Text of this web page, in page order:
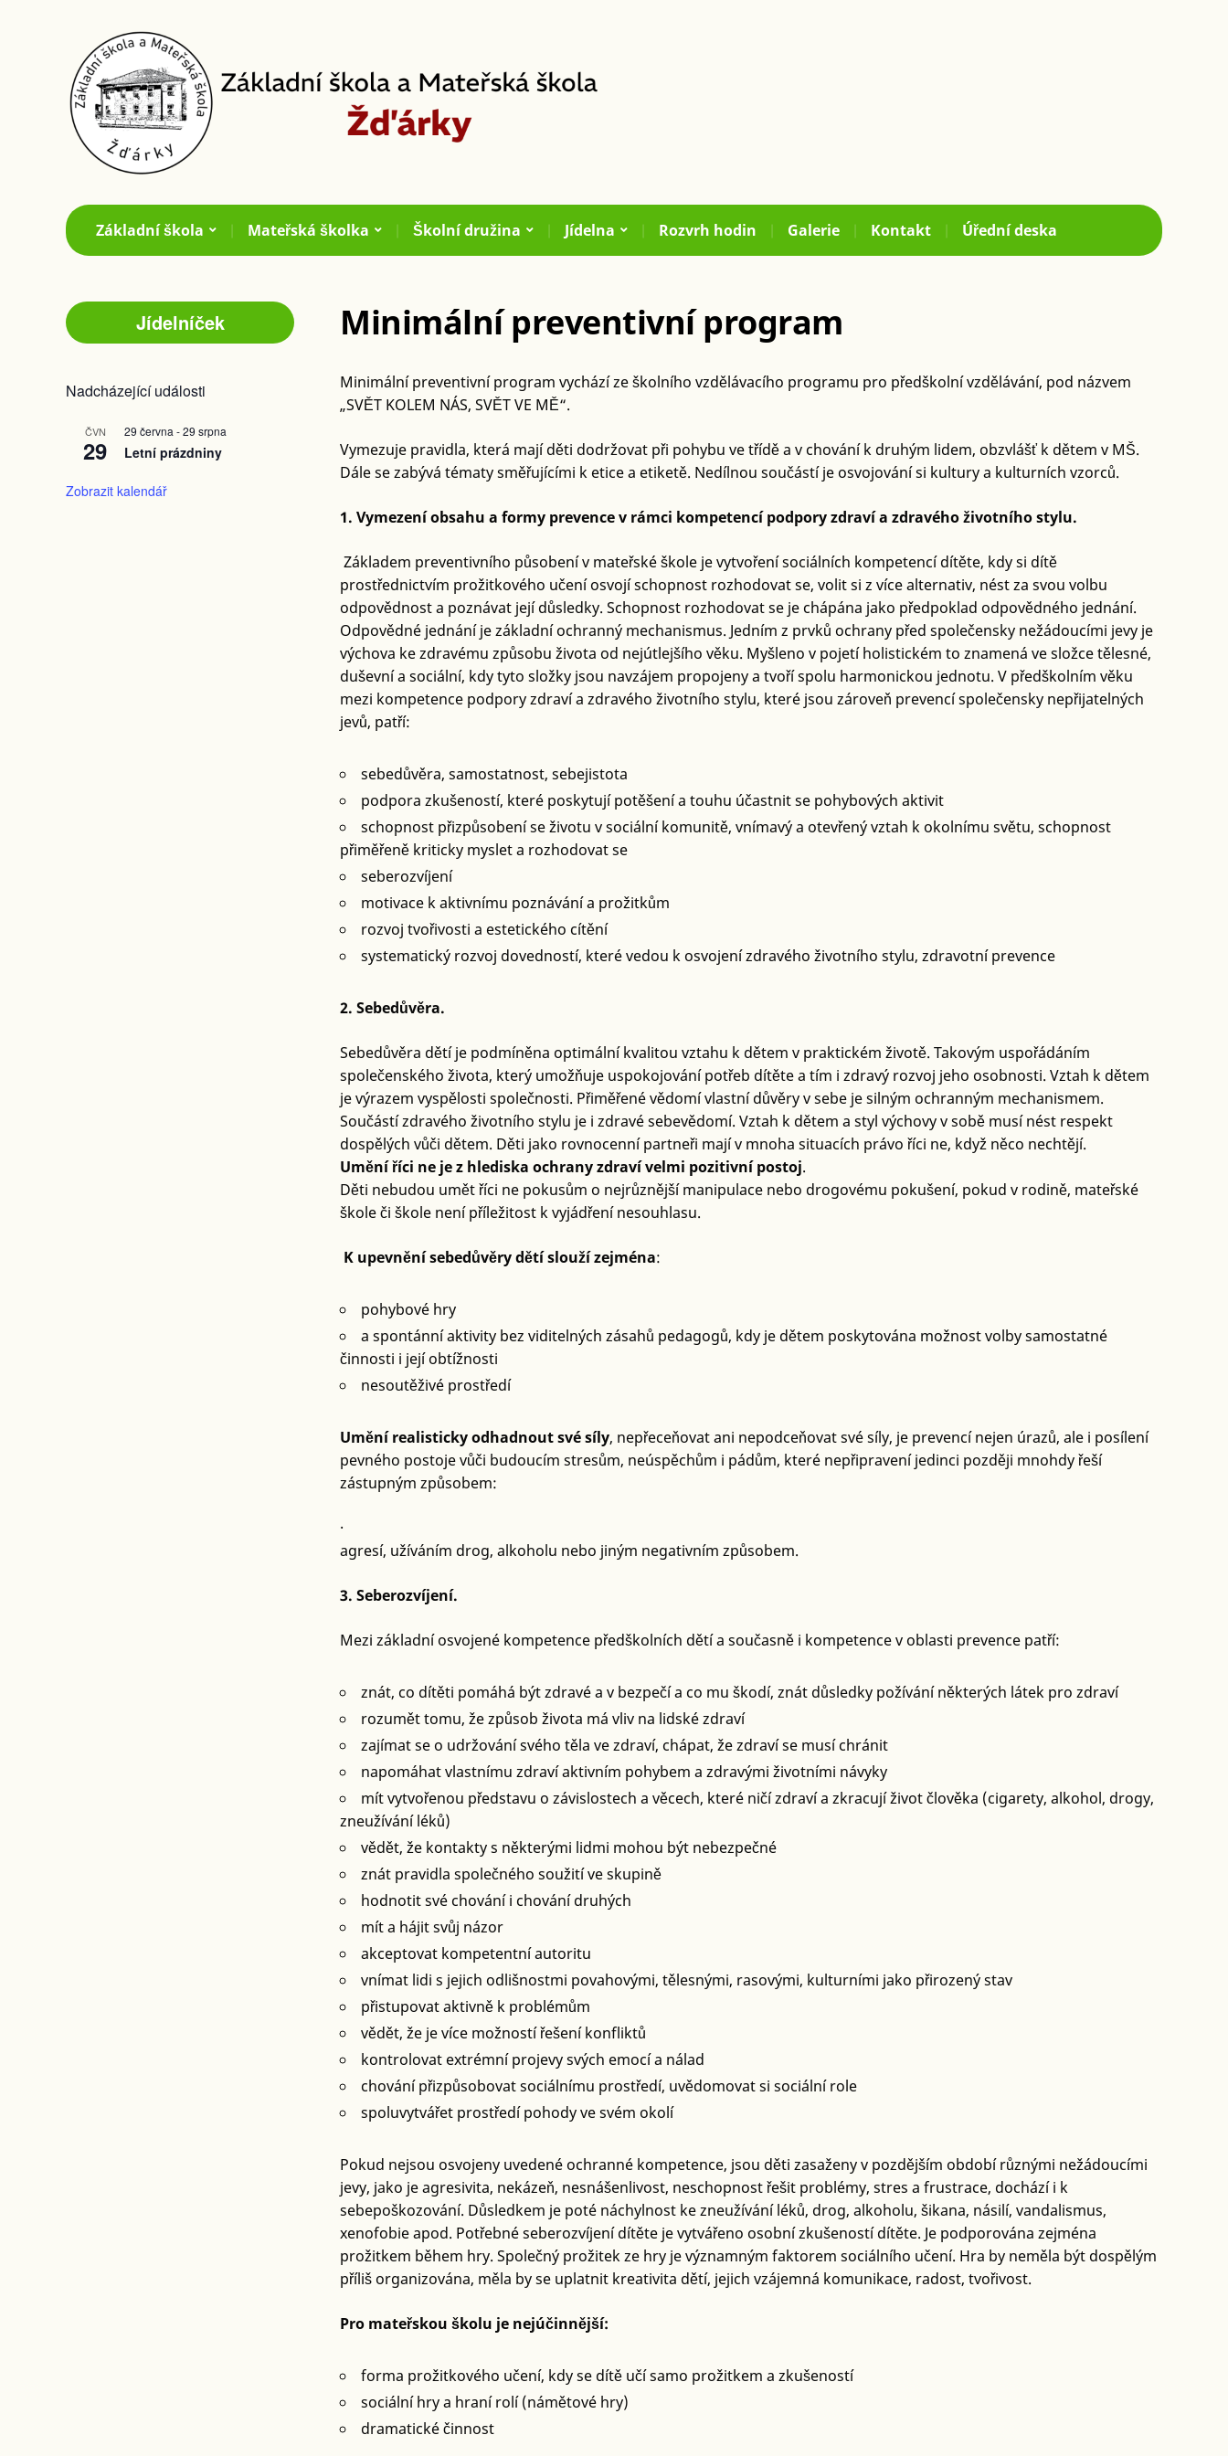
Základní škola Mateřská školka Školní družina Jídelna Rozvrh hodin Galerie Kontakt Úřední deska
Jídelníček
Nadcházející události
ČVN
29
29 června -29 srpna
Letní prázdniny
Zobrazit kalendář
Minimální preventivní program
Minimální preventivní program vychází ze školního vzdělávacího programu pro předškolní vzdělávání, pod názvem
„SVĚT KOLEM NÁS, SVĚT VE MĚ“.
Vymezuje pravidla, která mají děti dodržovat při pohybu ve třídě a v chování k druhým lidem, obzvlášť k dětem v MŠ.
Dále se zabývá tématy směřujícími k etice a etiketě. Nedílnou součástí je osvojování si kultury a kulturních vzorců.
1. Vymezení obsahu a formy prevence v rámci kompetencí podpory zdraví a zdravého životního stylu.
Základem preventivního působení v mateřské škole je vytvoření sociálních kompetencí dítěte, kdy si dítě
prostřednictvím prožitkového učení osvojí schopnost rozhodovat se, volit si z více alternativ, nést za svou volbu
odpovědnost a poznávat její důsledky. Schopnost rozhodovat se je chápána jako předpoklad odpovědného jednání.
Odpovědné jednání je základní ochranný mechanismus. Jedním z prvků ochrany před společensky nežádoucími jevy je
výchova ke zdravému způsobu života od nejútlejšího věku. Myšleno v pojetí holistickém to znamená ve složce tělesné,
duševní a sociální, kdy tyto složky jsou navzájem propojeny a tvoří spolu harmonickou jednotu. V předškolním věku
mezi kompetence podpory zdraví a zdravého životního stylu, které jsou zároveň prevencí společensky nepřijatelných
jevů, patří:
sebedůvěra, samostatnost, sebejistota
podpora zkušeností, které poskytují potěšení a touhu účastnit se pohybových aktivit
schopnost přizpůsobení se životu v sociální komunitě, vnímavý a otevřený vztah k okolnímu světu, schopnost
přiměřeně kriticky myslet a rozhodovat se
seberozvíjení
motivace k aktivnímu poznávání a prožitkům
rozvoj tvořivosti a estetického cítění
systematický rozvoj dovedností, které vedou k osvojení zdravého životního stylu, zdravotní prevence
2. Sebedůvěra.
Sebedůvěra dětí je podmíněna optimální kvalitou vztahu k dětem v praktickém životě. Takovým uspořádáním
společenského života, který umožňuje uspokojování potřeb dítěte a tím i zdravý rozvoj jeho osobnosti. Vztah k dětem
je výrazem vyspělosti společnosti. Přiměřené vědomí vlastní důvěry v sebe je silným ochranným mechanismem.
Součástí zdravého životního stylu je i zdravé sebevědomí. Vztah k dětem a styl výchovy v sobě musí nést respekt
dospělých vůči dětem. Děti jako rovnocenní partneři mají v mnoha situacích právo říci ne, když něco nechtějí.
Umění říci ne je z hlediska ochrany zdraví velmi pozitivní postoj.
Děti nebudou umět říci ne pokusům o nejrůznější manipulace nebo drogovému pokušení, pokud v rodině, mateřské
škole či škole není příležitost k vyjádření nesouhlasu.
K upevnění sebedůvěry dětí slouží zejména:
pohybové hry
a spontánní aktivity bez viditelných zásahů pedagogů, kdy je dětem poskytována možnost volby samostatné
činnosti i její obtížnosti
nesoutěživé prostředí
Umění realisticky odhadnout své síly, nepřeceňovat ani nepodceňovat své síly, je prevencí nejen úrazů, ale i posílení
pevného postoje vůči budoucím stresům, neúspěchům i pádům, které nepřipravení jedinci později mnohdy řeší
zástupným způsobem:
·
agresí, užíváním drog, alkoholu nebo jiným negativním způsobem.
3. Seberozvíjení.
Mezi základní osvojené kompetence předškolních dětí a současně i kompetence v oblasti prevence patří:
znát, co dítěti pomáhá být zdravé a v bezpečí a co mu škodí, znát důsledky požívání některých látek pro zdraví
rozumět tomu, že způsob života má vliv na lidské zdraví
zajímat se o udržování svého těla ve zdraví, chápat, že zdraví se musí chránit
napomáhat vlastnímu zdraví aktivním pohybem a zdravými životními návyky
mít vytvořenou představu o závislostech a věcech, které ničí zdraví a zkracují život člověka (cigarety, alkohol, drogy,
zneužívání léků)
vědět, že kontakty s některými lidmi mohou být nebezpečné
znát pravidla společného soužití ve skupině
hodnotit své chování i chování druhých
mít a hájit svůj názor
akceptovat kompetentní autoritu
vnímat lidi s jejich odlišnostmi povahovými, tělesnými, rasovými, kulturními jako přirozený stav
přistupovat aktivně k problémům
vědět, že je více možností řešení konfliktů
kontrolovat extrémní projevy svých emocí a nálad
chování přizpůsobovat sociálnímu prostředí, uvědomovat si sociální role
spoluvytvářet prostředí pohody ve svém okolí
Pokud nejsou osvojeny uvedené ochranné kompetence, jsou děti zasaženy v pozdějším období různými nežádoucími
jevy, jako je agresivita, nekázeň, nesnášenlivost, neschopnost řešit problémy, stres a frustrace, dochází i k
sebepoškozování. Důsledkem je poté náchylnost ke zneužívání léků, drog, alkoholu, šikana, násilí, vandalismus,
xenofobie apod. Potřebné seberozvíjení dítěte je vytvářeno osobní zkušeností dítěte. Je podporována zejména
prožitkem během hry. Společný prožitek ze hry je významným faktorem sociálního učení. Hra by neměla být dospělým
příliš organizována, měla by se uplatnit kreativita dětí, jejich vzájemná komunikace, radost, tvořivost.
Pro mateřskou školu je nejúčinnější:
forma prožitkového učení, kdy se dítě učí samo prožitkem a zkušeností
sociální hry a hraní rolí (námětové hry)
dramatické činnost